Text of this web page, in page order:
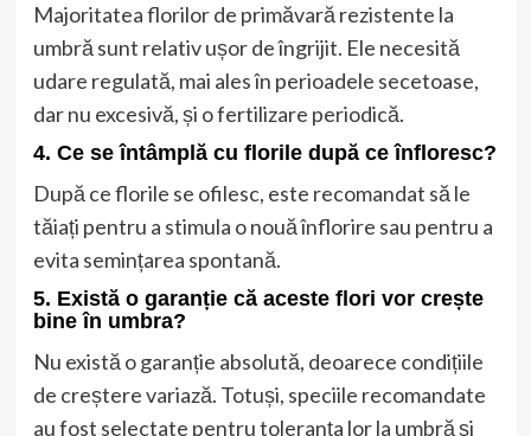
Majoritatea florilor de primăvară rezistente la
umbră sunt relativ ușor de îngrijit. Ele necesită
udare regulată, mai ales în perioadele secetoase,
dar nu excesivă, și o fertilizare periodică.
4. Ce se întâmplă cu florile după ce înfloresc?
După ce florile se ofilesc, este recomandat să le
tăiați pentru a stimula o nouă înflorire sau pentru a
evita semințarea spontană.
5. Există o garanție că aceste flori vor crește
bine în umbra?
Nu există o garanție absolută, deoarece condițiile
de creștere variază. Totuși, speciile recomandate
au fost selectate pentru toleranța lor la umbră și